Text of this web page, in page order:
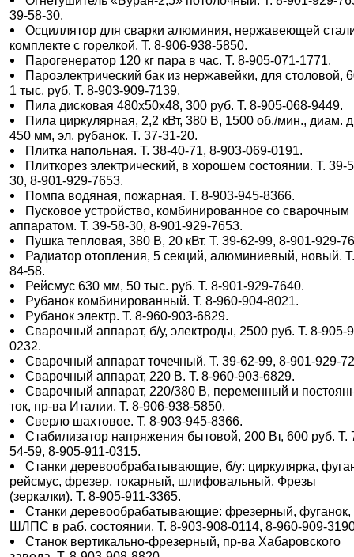
39-58-30.
Осциллятор для сварки алюминия, нержавеющей
комплекте с горелкой. Т. 8-906-938-5850.
Парогенератор 120 кг пара в час. Т. 8-905-071-1771.
Пароэлектрический бак из нержавейки, для столовой,
1 тыс. руб. Т. 8-903-909-7139.
Пила дисковая 480х50х48, 300 руб. Т. 8-905-068-9449.
Пила циркулярная, 2,2 кВт, 380 В, 1500 об./мин., диам.
450 мм, эл. рубанок. Т. 37-31-20.
Плитка напольная. Т. 38-40-71, 8-903-069-0191.
Плиткорез электрический, в хорошем состоянии. Т. 39-
30, 8-901-929-7653.
Помпа водяная, пожарная. Т. 8-903-945-8366.
Пусковое устройство, комбинированное со сварочным
аппаратом. Т. 39-58-30, 8-901-929-7653.
Пушка тепловая, 380 В, 20 кВт. Т. 39-62-99, 8-901-929-
Радиатор отопления, 5 секций, алюминиевый, новый.
84-58.
Рейсмус 630 мм, 50 тыс. руб. Т. 8-901-929-7640.
Рубанок комбинированный. Т. 8-960-904-8021.
Рубанок электр. Т. 8-960-903-6829.
Сварочный аппарат, б/у, электроды, 2500 руб. Т. 8-905-
0232.
Сварочный аппарат точечный. Т. 39-62-99, 8-901-929-
Сварочный аппарат, 220 В. Т. 8-960-903-6829.
Сварочный аппарат, 220/380 В, переменный и
ток, пр-ва Италии. Т. 8-906-938-5850.
Сверло шахтовое. Т. 8-903-945-8366.
Стабилизатор напряжения бытовой, 200 Вт, 600 руб. Т.
54-59, 8-905-911-0315.
Станки деревообрабатывающие, б/у: циркулярка,
рейсмус, фрезер, токарный, шлифовальный. Фрезы
(зеркалки). Т. 8-905-911-3365.
Станки деревообрабатывающие: фрезерный, фуганок,
ШЛПС в раб. состоянии. Т. 8-903-908-0114, 8-960-909-
Станок вертикально-фрезерный, пр-ва Хабаровского